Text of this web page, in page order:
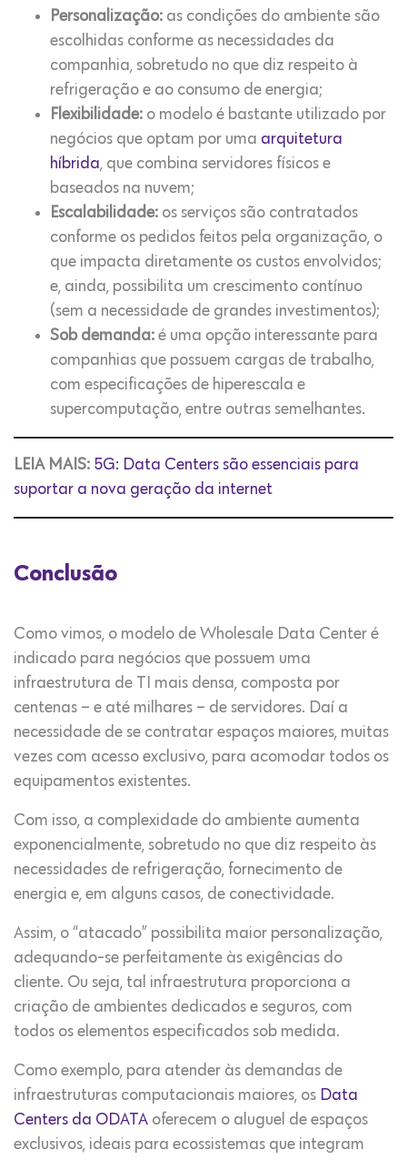
Personalização: as condições do ambiente são
escolhidas conforme as necessidades da
companhia, sobretudo no que diz respeito à
refrigeração e ao consumo de energia;
Flexibilidade: o modelo é bastante utilizado por
negócios que optam por uma arquitetura
híbrida, que combina servidores físicos e
baseados na nuvem;
Escalabilidade: os serviços são contratados
conforme os pedidos feitos pela organização, o
que impacta diretamente os custos envolvidos;
e, ainda, possibilita um crescimento contínuo
(sem a necessidade de grandes investimentos);
Sob demanda: é uma opção interessante para
companhias que possuem cargas de trabalho,
com especificações de hiperescala e
supercomputação, entre outras semelhantes.
LEIA MAIS: 5G: Data Centers são essenciais para
suportar a nova geração da internet
Conclusão
Como vimos, o modelo de Wholesale Data Center é
indicado para negócios que possuem uma
infraestrutura de TI mais densa, composta por
centenas – e até milhares – de servidores. Daí a
necessidade de se contratar espaços maiores, muitas
vezes com acesso exclusivo, para acomodar todos os
equipamentos existentes.
Com isso, a complexidade do ambiente aumenta
exponencialmente, sobretudo no que diz respeito às
necessidades de refrigeração, fornecimento de
energia e, em alguns casos, de conectividade.
Assim, o “atacado” possibilita maior personalização,
adequando-se perfeitamente às exigências do
cliente. Ou seja, tal infraestrutura proporciona a
criação de ambientes dedicados e seguros, com
todos os elementos especificados sob medida.
Como exemplo, para atender às demandas de
infraestruturas computacionais maiores, os Data
Centers da ODATA oferecem o aluguel de espaços
exclusivos, ideais para ecossistemas que integram